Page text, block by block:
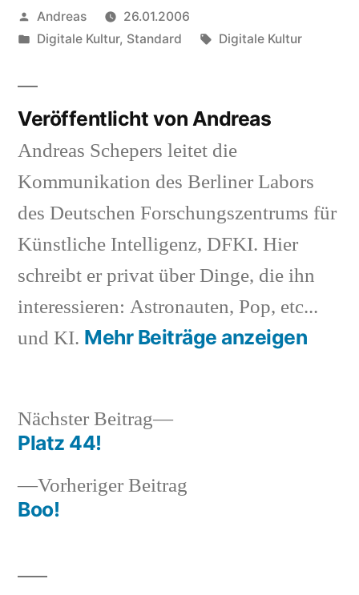
Veröffentlicht
von
Andreas
26.01.2006
Veröffentlicht
Digitale Kultur, Standard Schlagwörter:
Digitale Kultur
Veröffentlicht von Andreas
Andreas Schepers leitet die
Kommunikation des Berliner Labors
des Deutschen Forschungszentrums für
Künstliche Intelligenz, DFKI. Hier
schreibt er privat über Dinge, die ihn
interessieren: Astronauten, Pop, etc...
und KI. Mehr Beiträge anzeigen
Beitragsnavigation
Vorheriger Beitrag
Boo!
Nächster Beitrag
Nächster
Platz 44!